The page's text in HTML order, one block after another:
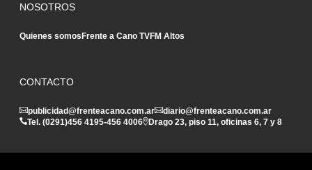
NOSOTROS
Quienes somosFrente a Cano TVFM Altos
CONTACTO
publicidad@frenteacano.com.ar
diario@frenteacano.com.ar
Tel. (0291)456 4195-456 4006 Drago 23, piso 11, oficinas 6, 7 y 8